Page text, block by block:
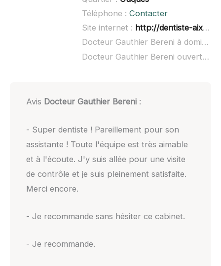
Téléphone : Contacter
Site internet : http://dentiste-aixenprovence.fr/
Docteur Gauthier Bereni à domicile :
Docteur Gauthier Bereni ouvert dimanche :
Avis Docteur Gauthier Bereni:
- Super dentiste ! Pareillement pour son
assistante ! Toute l'équipe est très aimable
et à l'écoute. J'y suis allée pour une visite
de contrôle et je suis pleinement satisfaite.
Merci encore.
- Je recommande sans hésiter ce cabinet.
- Je recommande.